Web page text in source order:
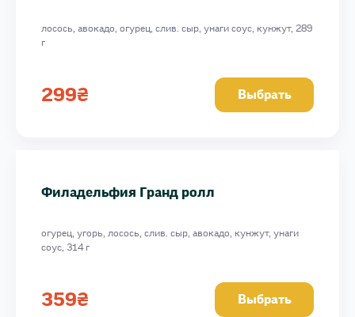
лосось, авокадо, огурец, слив. сыр, унаги соус, кунжут, 289
г
299₴ Выбрать
Филадельфия Гранд ролл
огурец, угорь, лосось, слив. сыр, авокадо, кунжут, унаги
соус, 314 г
359₴ Выбрать